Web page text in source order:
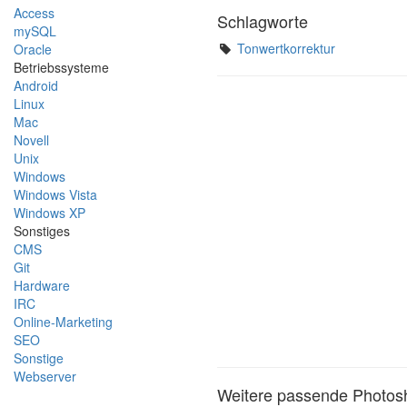
Access
mySQL
Oracle
Betriebssysteme
Android
Linux
Mac
Novell
Unix
Windows
Windows Vista
Windows XP
Sonstiges
CMS
Git
Hardware
IRC
Online-Marketing
SEO
Sonstige
Webserver
Schlagworte
Tonwertkorrektur
Weitere passende